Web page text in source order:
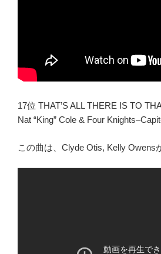
17位 THAT’S ALL THERE IS TO
Nat “King” Cole & Four
この曲は、Clyde Otis, Kelly Owens